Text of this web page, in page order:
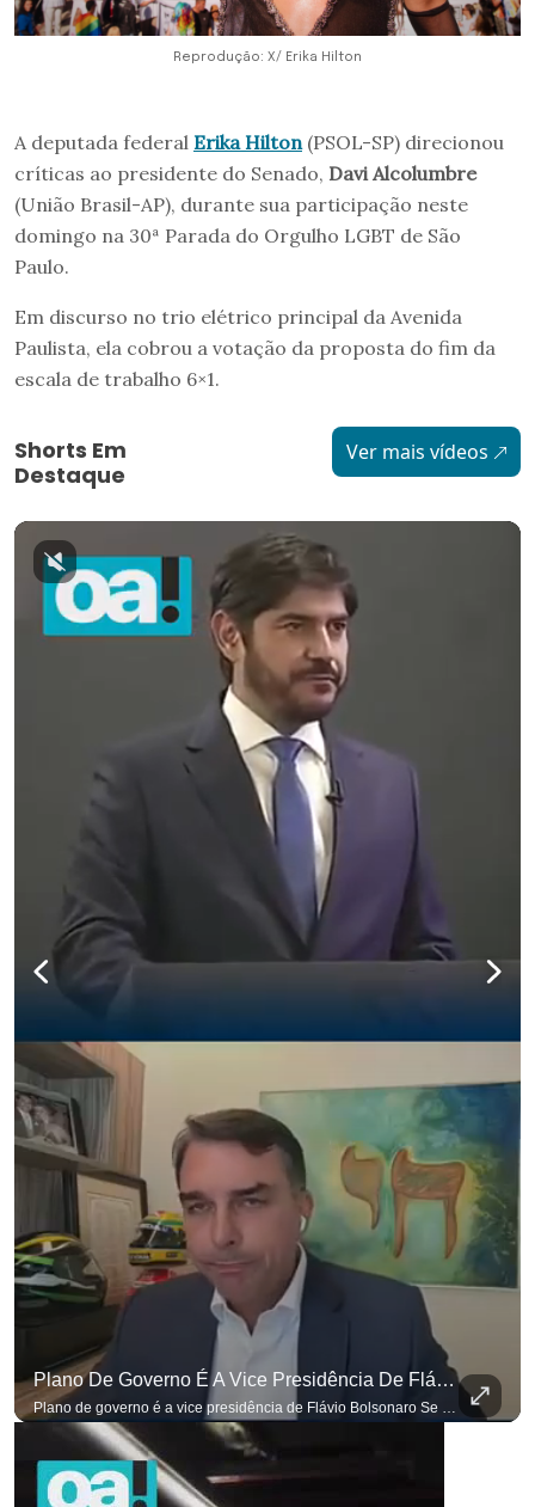
Reprodução: X/ Erika Hilton
A deputada federal Erika Hilton (PSOL-SP) direcionou
críticas ao presidente do Senado, Davi Alcolumbre
(União Brasil-AP), durante sua participação neste
domingo na 30ª Parada do Orgulho LGBT de São
Paulo.
Em discurso no trio elétrico principal da Avenida
Paulista, ela cobrou a votação da proposta do fim da
escala de trabalho 6×1.
Shorts Em
Destaque
Ver mais vídeos
para não perder nenhuma atualização! Ouça O Antagonista nos principais
Plano De Governo É A Vice Presidência De Flávio Bolsonaro